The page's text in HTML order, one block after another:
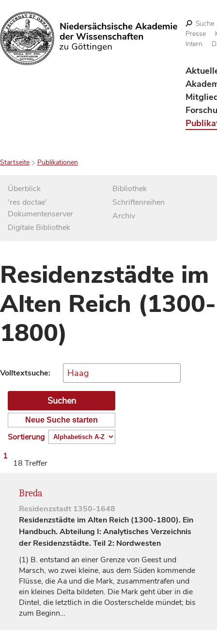
Suchen
Suche
Presse
Intern
Startseite Publikationen
Überblick
'res doctae'
Dokumentenserver
Digitale Bibliothek
Bibliothek
Schriftenreihen
Archiv
Residenzstädte im
Alten Reich (1300-
1800)
Volltextsuche:
Neue Suche starten
Sortierung
1
18 Treffer
Breda
Residenzstadt 1350-1648
Residenzstädte im Alten Reich (1300-1800). Ein
Handbuch. Abteilung I: Analytisches Verzeichnis
der Residenzstädte. Teil 2: Nordwesten
(1) B. entstand an einer Grenze von Geest und
Marsch, wo zwei kleine, aus dem Süden kommende
Flüsse, die Aa und die Mark, zusammentrafen und
ein kleines Delta bildeten. Die Mark geht über in die
Dintel, die letztlich in die Oosterschelde mündet; bis
zum Beginn…